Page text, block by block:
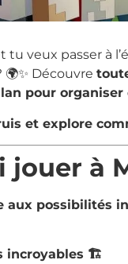
tu veux passer à
Découvre
pour organiser
et explore
jouer à
aux possibilités
incroyables 🏗️